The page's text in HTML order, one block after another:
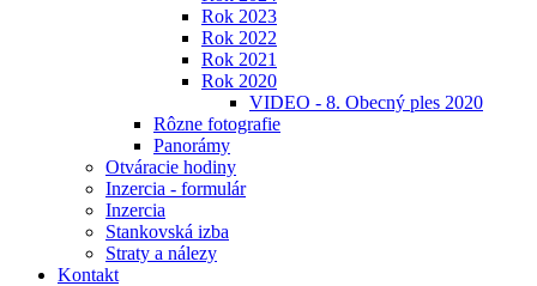
Rok 2023
Rok 2022
Rok 2021
Rok 2020
VIDEO - 8. Obecný ples 2020
Rôzne fotografie
Panorámy
Otváracie hodiny
Inzercia - formulár
Inzercia
Stankovská izba
Straty a nálezy
Kontakt